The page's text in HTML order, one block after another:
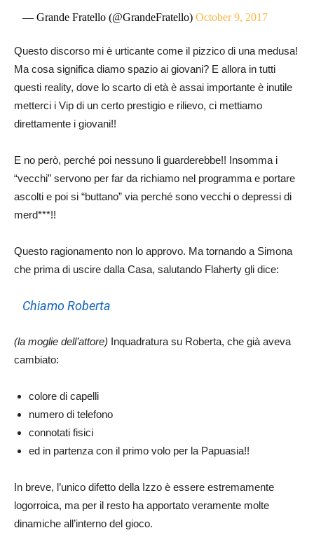
— Grande Fratello (@GrandeFratello)October 9, 2017
Questo discorso mi è urticante come il pizzico di una medusa!
Ma cosa significa diamo spazio ai giovani? E allora in tutti
questi reality, dove lo scarto di età è assai importante è inutile
metterci i Vip di un certo prestigio e rilievo, ci mettiamo
direttamente i giovani!!
E no però, perché poi nessuno li guarderebbe!! Insomma i
“vecchi” servono per far da richiamo nel programma e portare
ascolti e poi si “buttano” via perché sono vecchi o depressi di
merd***!!
Questo ragionamento non lo approvo. Ma tornando a Simona
che prima di uscire dalla Casa, salutando Flaherty gli dice:
Chiamo Roberta
(la moglie dell’attore) Inquadratura su Roberta, che già aveva
cambiato:
colore di capelli
numero di telefono
connotati fisici
ed in partenza con il primo volo per la Papuasia!!
In breve, l’unico difetto della Izzo è essere estremamente
logorroica, ma per il resto ha apportato veramente molte
dinamiche all’interno del gioco.